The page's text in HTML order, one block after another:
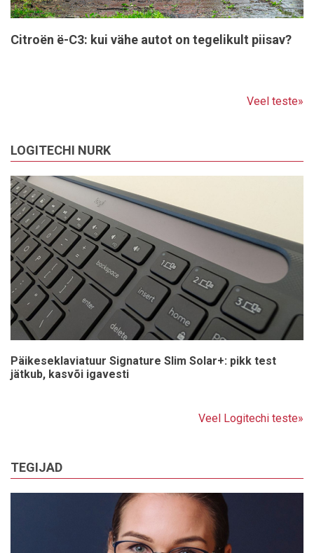
Citroën ë-C3: kui vähe autot on tegelikult piisav?
Veel teste»
LOGITECHI NURK
Päikeseklaviatuur Signature Slim Solar+: pikk test
jätkub, kasvõi igavesti
Veel Logitechi teste»
TEGIJAD